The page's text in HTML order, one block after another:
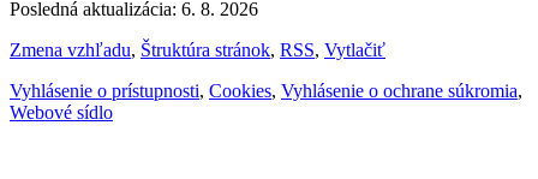
Posledná aktualizácia: 6. 8. 2026
Zmena vzhľadu, Štruktúra stránok, RSS, Vytlačiť
Vyhlásenie o prístupnosti, Cookies, Vyhlásenie o ochrane súkromia,
Webové sídlo